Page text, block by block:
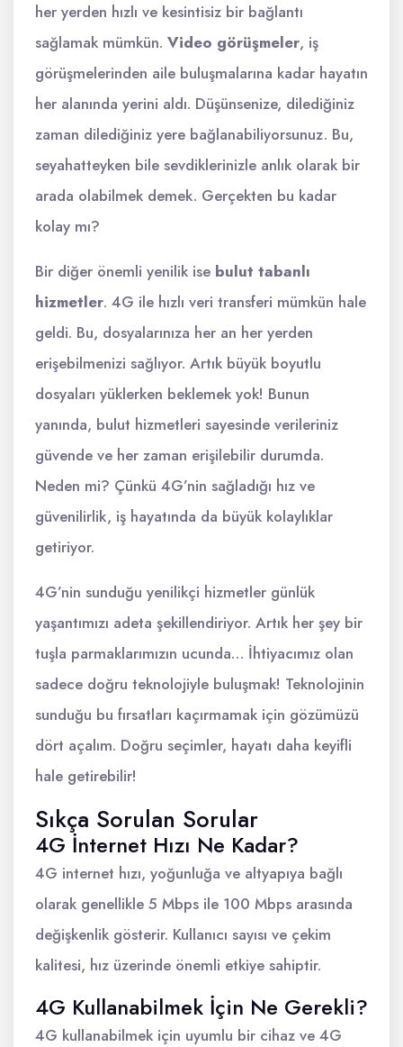
her yerden hızlı ve kesintisiz bir bağlantı
sağlamak mümkün. Video görüşmeler, iş
görüşmelerinden aile buluşmalarına kadar hayatın
her alanında yerini aldı. Düşünsenize, dilediğiniz
zaman dilediğiniz yere bağlanabiliyorsunuz. Bu,
seyahatteyken bile sevdiklerinizle anlık olarak bir
arada olabilmek demek. Gerçekten bu kadar
kolay mı?
Bir diğer önemli yenilik ise bulut tabanlı
hizmetler. 4G ile hızlı veri transferi mümkün hale
geldi. Bu, dosyalarınıza her an her yerden
erişebilmenizi sağlıyor. Artık büyük boyutlu
dosyaları yüklerken beklemek yok! Bunun
yanında, bulut hizmetleri sayesinde verileriniz
güvende ve her zaman erişilebilir durumda.
Neden mi? Çünkü 4G’nin sağladığı hız ve
güvenilirlik, iş hayatında da büyük kolaylıklar
getiriyor.
4G’nin sunduğu yenilikçi hizmetler günlük
yaşantımızı adeta şekillendiriyor. Artık her şey bir
tuşla parmaklarımızın ucunda… İhtiyacımız olan
sadece doğru teknolojiyle buluşmak! Teknolojinin
sunduğu bu fırsatları kaçırmamak için gözümüzü
dört açalım. Doğru seçimler, hayatı daha keyifli
hale getirebilir!
Sıkça Sorulan Sorular
4G İnternet Hızı Ne Kadar?
4G internet hızı, yoğunluğa ve altyapıya bağlı
olarak genellikle 5 Mbps ile 100 Mbps arasında
değişkenlik gösterir. Kullanıcı sayısı ve çekim
kalitesi, hız üzerinde önemli etkiye sahiptir.
4G Kullanabilmek İçin Ne Gerekli?
4G kullanabilmek için uyumlu bir cihaz ve 4G